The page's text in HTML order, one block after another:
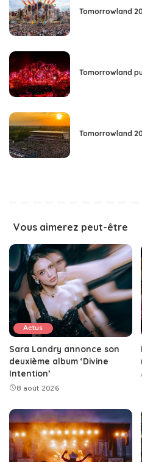
Tomorrowland
Tomorrowland
Tomorrowland
Vous aimerez peut-être
Actus
Sara Landry annonce son
deuxième album ‘Divine
Intention’
8 août 2026